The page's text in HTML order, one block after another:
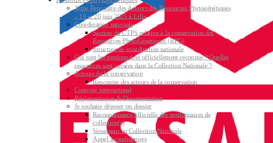
3ème Rencontre des Acteurs des Ressources Phytogénétiques
– 19 et 20 juin 2025 à Lille
Coordination nationale
Section du CTPS relative à la conservation des
Ressources PhytoGénétiques (RPG)
Structure de coordination nationale
Qui sont les gestionnaires officiellement reconnus ? Quelles
ressources sont versées dans la Collection Nationale ?
Acteurs de la conservation
Rencontre des acteurs de la conservation
Contexte international
Réglementation & Documentation
Je souhaite déposer un dossier
Reconnaissance officielle des gestionnaires de
collection(s)
Versement en Collection Nationale
Appel à candidatures